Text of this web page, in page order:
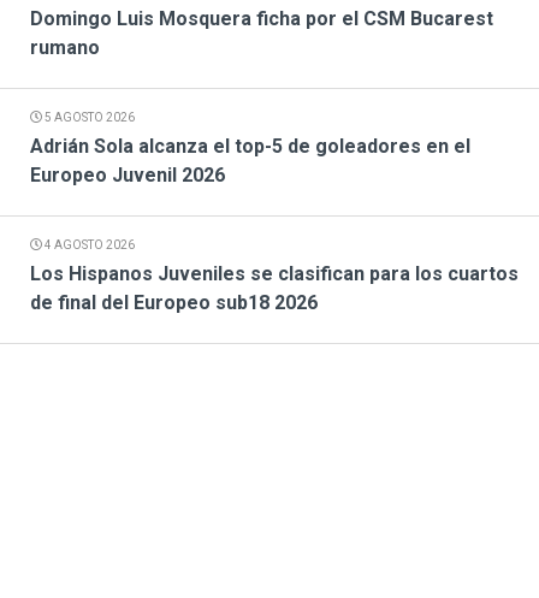
Domingo Luis Mosquera ficha por el CSM Bucarest
rumano
5 AGOSTO 2026
Adrián Sola alcanza el top-5 de goleadores en el
Europeo Juvenil 2026
4 AGOSTO 2026
Los Hispanos Juveniles se clasifican para los cuartos
de final del Europeo sub18 2026